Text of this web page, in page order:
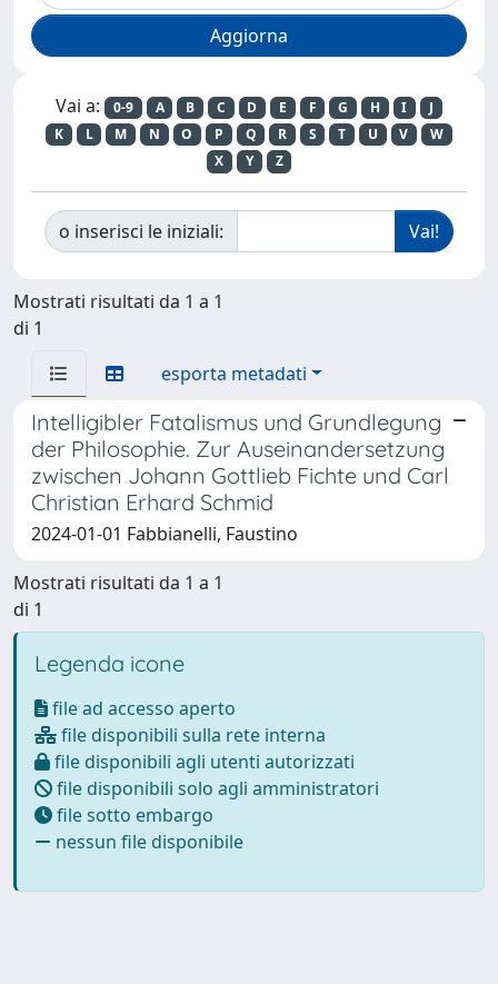
Vai a: 0-9 A B C D E F G H I
J
K
L M N O P Q R S T U V
W
X
Y Z
o inserisci le iniziali:
Mostrati risultati da 1 a 1
di 1
esporta metadati
Intelligibler Fatalismus und Grundlegung
der Philosophie. Zur Auseinandersetzung
zwischen Johann Gottlieb Fichte und Carl
Christian Erhard Schmid
2024-01-01 Fabbianelli, Faustino
Mostrati risultati da 1 a 1
di 1
Legenda icone
file ad accesso aperto
file disponibili sulla rete interna
file disponibili agli utenti autorizzati
file disponibili solo agli amministratori
file sotto embargo
nessun file disponibile